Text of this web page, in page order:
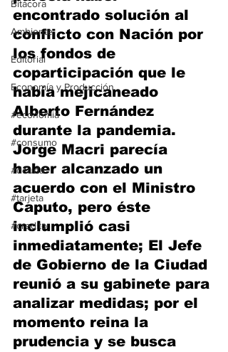
Bitácora
Ambiente
Editorial
Economía y Producción
#economia
#consumo
#deuda
#tarjeta
#credito
encontrado solución al
conflicto con Nación por
los fondos de
coparticipación que le
había mejicaneado
Alberto Fernández
durante la pandemia.
Jorge Macri parecía
haber alcanzado un
acuerdo con el Ministro
Caputo, pero éste
inclumplió casi
inmediatamente; El Jefe
de Gobierno de la Ciudad
reunió a su gabinete para
analizar medidas; por el
momento reina la
prudencia y se busca